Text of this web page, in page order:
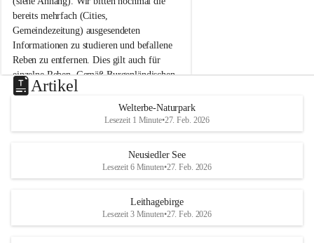
n
n
a
m
N
e
u
s
d
S
bereits mehrfach (Cities,
Gemeindezeitung) ausgesendeten
Informationen zu studieren und befallene
Reben zu entfernen. Dies gilt auch für
einzelne Reben. Gemäß Burgenländischen
Weinbaugesetz sind nicht gepflegte oder
unzulässige Weingärten zu roden! Bitte
helfen wir zusammen um unsere Winzer
vor den prognostizierten Ernteausfällen
und den daraus folgenden wirtschaftlichen
Maßnahmen zur Bekämpfung
u
e
d
r
S
Artikel
Welterbe-Naturpark
Lesezeit 1 Minute•27. Feb. 2026
Neusiedler See
Lesezeit 6 Minuten•27. Feb. 2026
Leithagebirge
Lesezeit 3 Minuten•27. Feb. 2026